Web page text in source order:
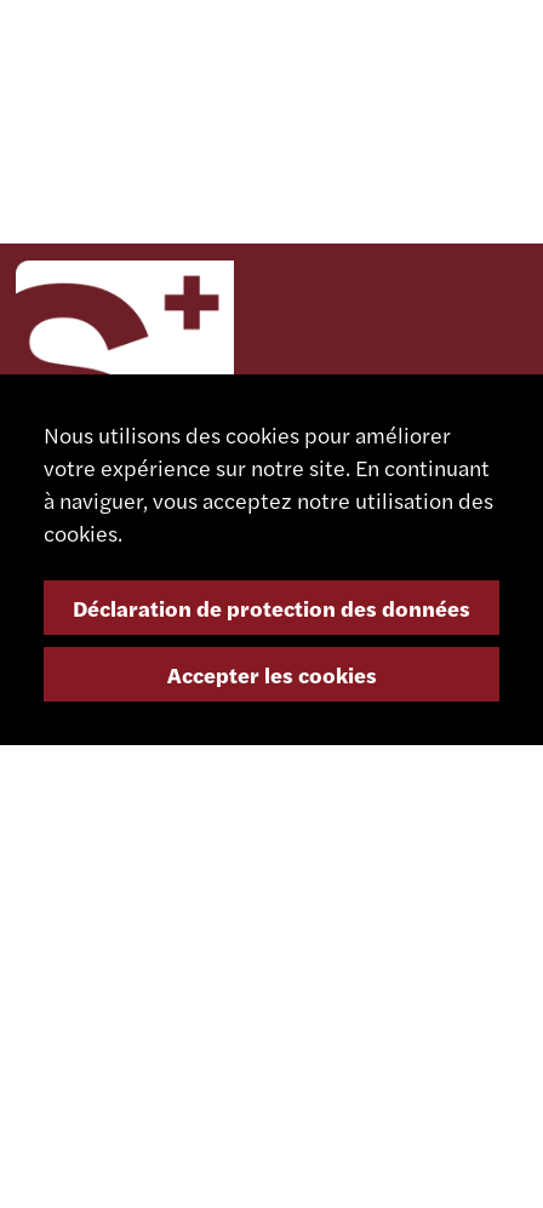
CONTACT
SCHAUBLIN MACHINES SA
CH - 2735 Bévilard
Nous utilisons des cookies pour améliorer
votre expérience sur notre site. En continuant
à naviguer, vous acceptez notre utilisation des
cookies.
Déclaration de protection des données
Accepter les cookies